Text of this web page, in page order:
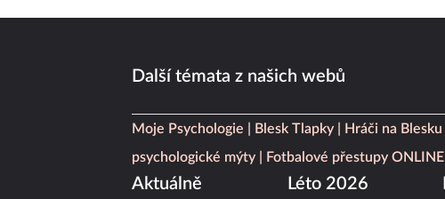
Další témata z našich webů
Moje Psychologie Blesk Tlapky Hráči na Blesku
psychologické mýty
Fotbalové přestupy ONLINE
Aktuálně Léto 2026